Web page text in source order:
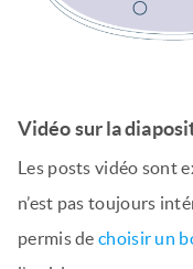
Vidéo sur la
Les posts vidéo sont
n’est pas toujours
permis de choisir un